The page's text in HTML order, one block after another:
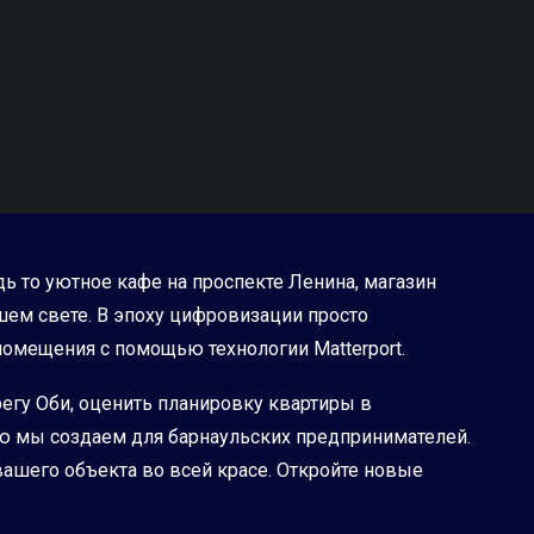
то уютное кафе на проспекте Ленина, магазин
свете. В эпоху цифровизации просто
с помощью технологии Matterport.
Оби, оценить планировку квартиры в
мы создаем для барнаульских предпринимателей.
объекта во всей красе. Откройте новые